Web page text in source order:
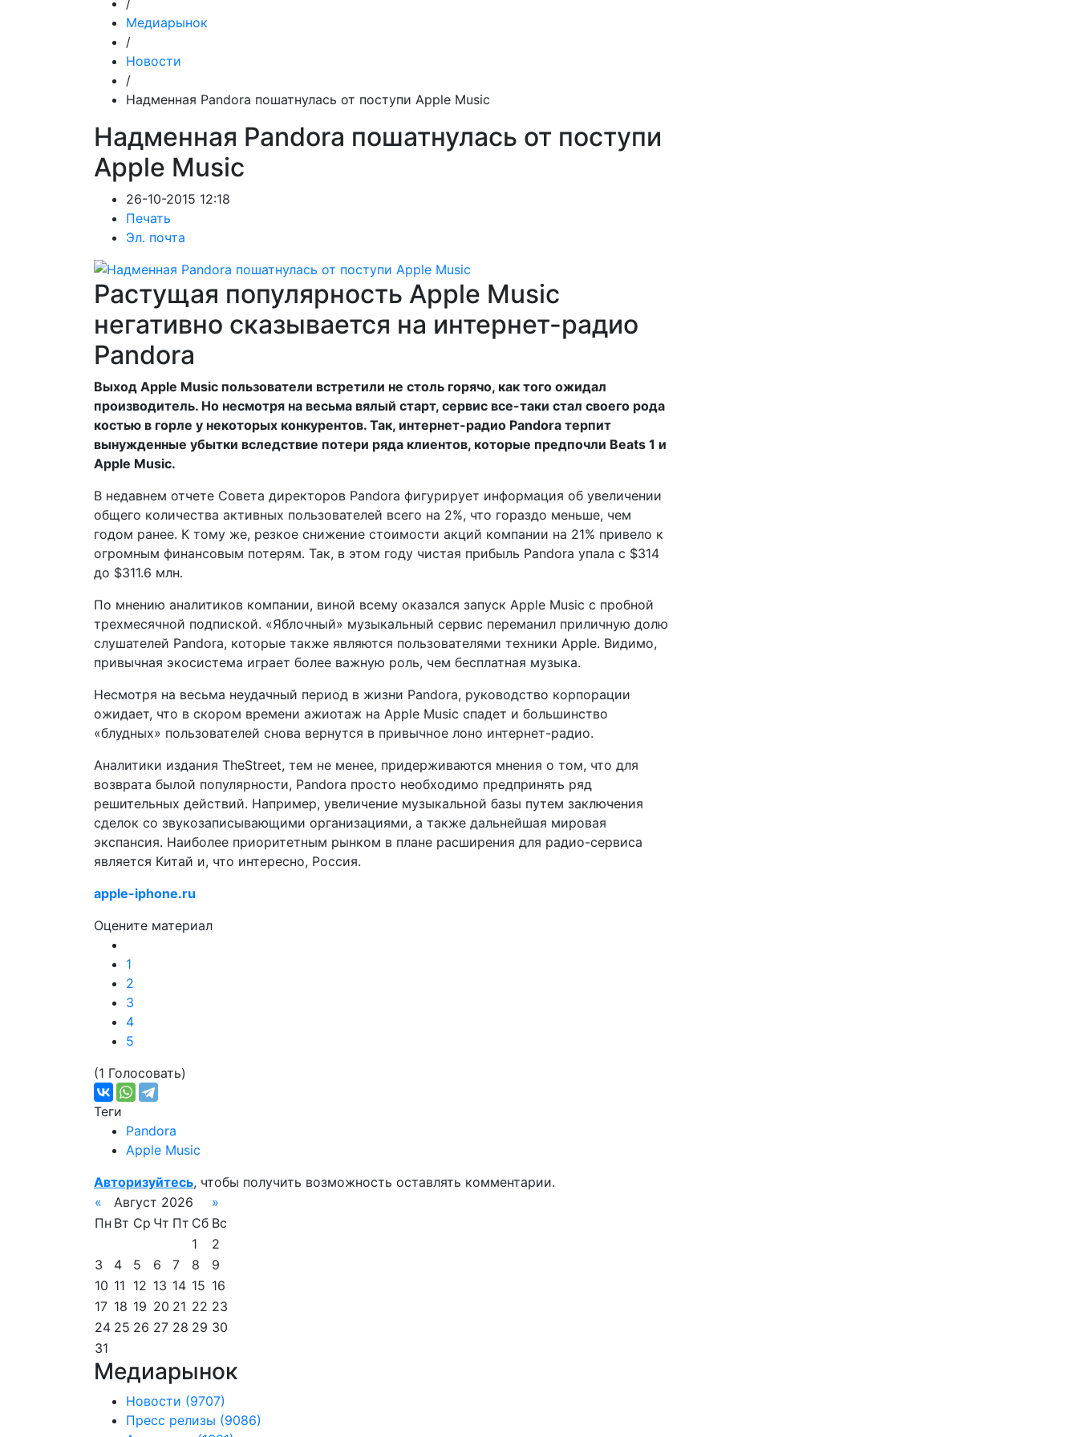
/
Медиарынок
/
Новости
/
Надменная Pandora пошатнулась от поступи Apple Music
Надменная Pandora пошатнулась от поступи
Apple Music
26-10-2015 12:18
Печать
Эл. почта
Растущая популярность Apple Music
негативно сказывается на интернет-радио
Pandora
Выход Apple Music пользователи встретили не столь горячо, как того ожидал
производитель. Но несмотря на весьма вялый старт, сервис все-таки стал своего рода
костью в горле у некоторых конкурентов. Так, интернет-радио Pandora терпит
вынужденные убытки вследствие потери ряда клиентов, которые предпочли Beats 1 и
Apple Music.
В недавнем отчете Совета директоров Pandora фигурирует информация об увеличении
общего количества активных пользователей всего на 2%, что гораздо меньше, чем
годом ранее. К тому же, резкое снижение стоимости акций компании на 21% привело к
огромным финансовым потерям. Так, в этом году чистая прибыль Pandora упала с $314
до $311.6 млн.
По мнению аналитиков компании, виной всему оказался запуск Apple Music с пробной
трехмесячной подпиской. «Яблочный» музыкальный сервис переманил приличную долю
слушателей Pandora, которые также являются пользователями техники Apple. Видимо,
привычная экосистема играет более важную роль, чем бесплатная музыка.
Несмотря на весьма неудачный период в жизни Pandora, руководство корпорации
ожидает, что в скором времени ажиотаж на Apple Music спадет и большинство
«блудных» пользователей снова вернутся в привычное лоно интернет-радио.
Аналитики издания TheStreet, тем не менее, придерживаются мнения о том, что для
возврата былой популярности, Pandora просто необходимо предпринять ряд
решительных действий. Например, увеличение музыкальной базы путем заключения
сделок со звукозаписывающими организациями, а также дальнейшая мировая
экспансия. Наиболее приоритетным рынком в плане расширения для радио-сервиса
является Китай и, что интересно, Россия.
apple-iphone.ru
Оцените материал
1
2
3
4
5
(1 Голосовать)
Теги
Pandora
Apple Music
Авторизуйтесь, чтобы получить возможность оставлять комментарии.
«
Август 2026
»
Пн Вт Ср Чт Пт Сб Вс
1
2
3
4 5 6 7 8
9
10 11 12 13 14 15 16
17 18 19 20 21 22 23
24 25 26 27 28 29 30
31
Медиарынок
Новости (9707)
Пресс релизы (9086)